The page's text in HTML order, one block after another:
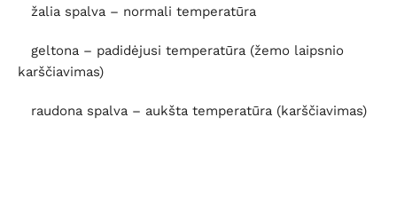
žalia spalva – normali temperatūra
geltona – padidėjusi temperatūra (žemo laipsnio
karščiavimas)
raudona spalva – aukšta temperatūra (karščiavimas)